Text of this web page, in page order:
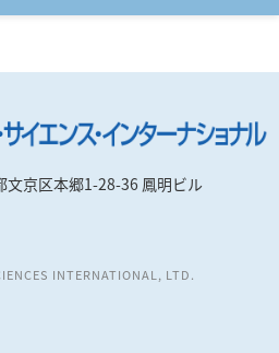
京区本郷1-28-36 鳳明ビル
INTERNATIONAL, LTD.